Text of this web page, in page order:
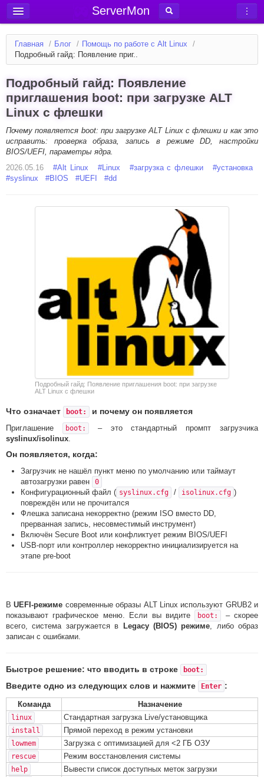
ServerMon
Добавить сервер
Мониторинг серверов
Блог
Статьи
Форум
Вход в аккаунт
Главная / Блог / Помощь по работе с Alt Linux
/
Подробный гайд: Появление приг..
Подробный гайд: Появление
приглашения boot: при загрузке ALT
Linux с флешки
Почему появляется boot: при загрузке ALT Linux с флешки и как это
исправить: проверка образа, запись в режиме DD, настройки
BIOS/UEFI, параметры ядра.
2026.05.16
#Alt Linux #Linux #загрузка с флешки #установка
#syslinux #BIOS #UEFI #dd
Подробный гайд: Появление приглашения boot: при загрузке
ALT Linux с флешки
Что означает boot: и почему он появляется
Приглашение boot:
– это стандартный промпт загрузчика
syslinux/isolinux.
Он появляется, когда:
Загрузчик не нашёл пункт меню по умолчанию или таймаут
автозагрузки равен
0
Конфигурационный файл ( syslinux.cfg / isolinux.cfg )
повреждён или не прочитался
Флешка записана некорректно (режим ISO вместо DD,
прерванная запись, несовместимый инструмент)
Включён Secure Boot или конфликтует режим BIOS/UEFI
USB-порт или контроллер некорректно инициализируется на
этапе pre-boot
ВUEFI-режиме современные образы ALT Linux используют GRUB2 и
показывают графическое меню. Если вы видите
boot:
– скорее
всего, система загружается в
Legacy (BIOS) режиме, либо образ
записан с ошибками.
Быстрое решение: что вводить в строке boot:
Введите одно из следующих слов и нажмите Enter :
Команда Назначение
linux Стандартная загрузка Live/установщика
install Прямой переход в режим установки
lowmem Загрузка с оптимизацией для <2 ГБ ОЗУ
rescue Режим восстановления системы
help Вывести список доступных меток загрузки